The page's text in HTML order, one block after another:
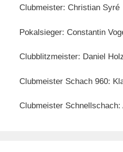
Clubmeister: Christian Syré
Pokalsieger: Constantin
Clubblitzmeister: Daniel
Clubmeister Schach 960:
Clubmeister Schnellschach: